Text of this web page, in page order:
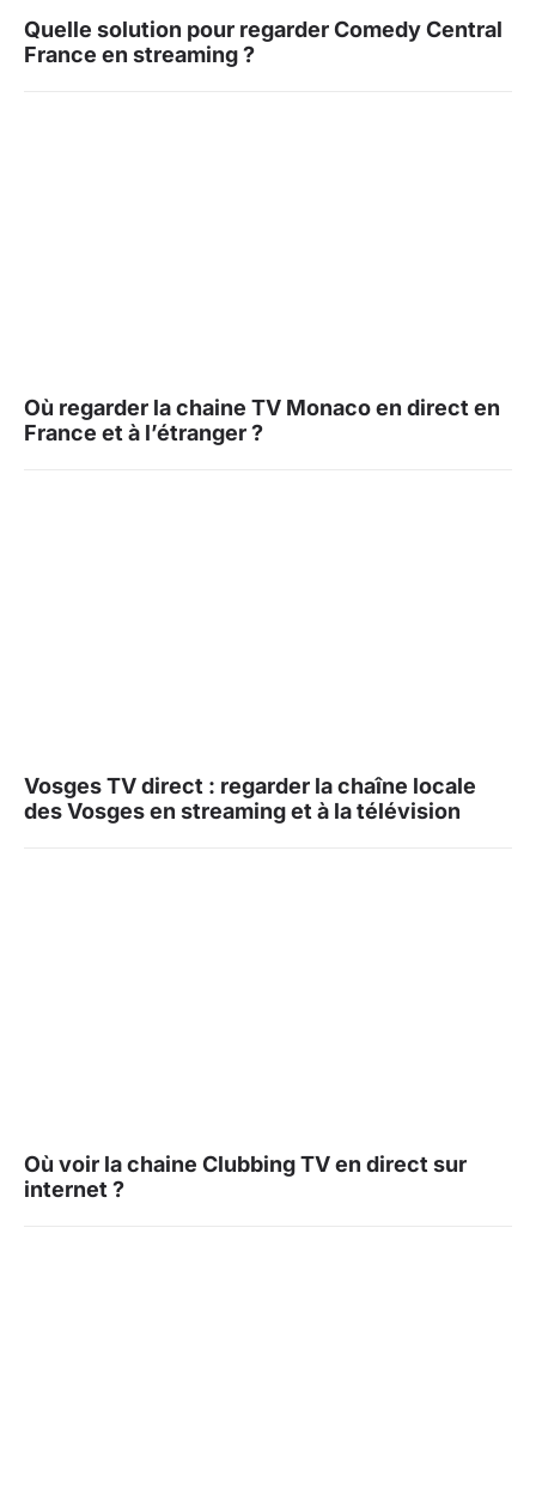
Quelle solution pour regarder Comedy Central
France en streaming ?
Où regarder la chaine TV Monaco en direct en
France et à l’étranger ?
Vosges TV direct : regarder la chaîne locale
des Vosges en streaming et à la télévision
Où voir la chaine Clubbing TV en direct sur
internet ?